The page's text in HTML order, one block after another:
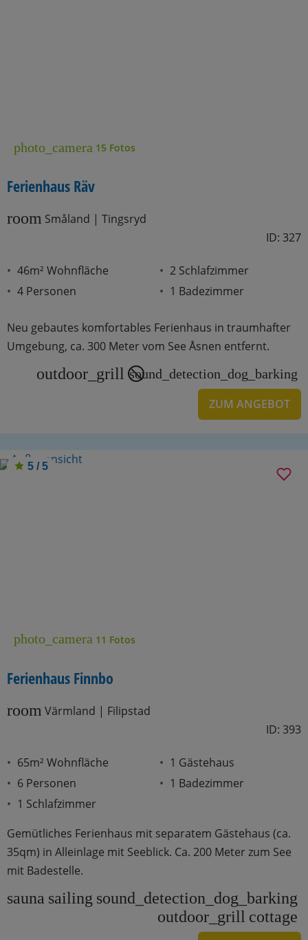
photo_camera 15 Fotos
Ferienhaus Räv
room Småland | Tingsryd
ID: 327
46m² Wohnfläche
4 Personen
2 Schlafzimmer
1 Badezimmer
Neu gebautes komfortables Ferienhaus in traumhafter
Umgebung, ca. 300 Meter vom See Åsnen entfernt.
outdoor_grill sound_detection_dog_barking
ZUM ANGEBOT
5 / 5
photo_camera 11 Fotos
Ferienhaus Finnbo
room Värmland | Filipstad
ID: 393
65m² Wohnfläche
6 Personen
1 Schlafzimmer
1 Gästehaus
1 Badezimmer
Gemütliches Ferienhaus mit separatem Gästehaus (ca.
35qm) in Alleinlage mit Seeblick. Ca. 200 Meter zum See
mit Badestelle.
sauna sailing sound_detection_dog_barking
outdoor_grill cottage